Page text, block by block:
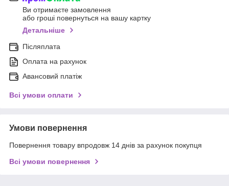
Ви отримаєте замовлення
або гроші повернуться на вашу картку
Детальніше
Післяплата
Оплата на рахунок
Авансовий платіж
Всі умови оплати
Умови повернення
Повернення товару впродовж 14 днів за рахунок покупця
Всі умови повернення